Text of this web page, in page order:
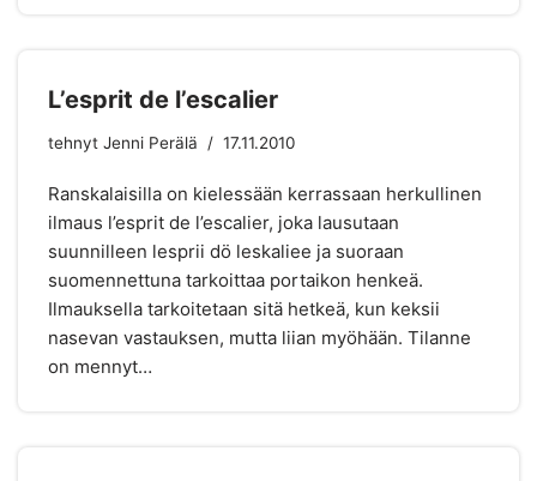
L’esprit de l’escalier
tehnyt Jenni Perälä 17.11.2010
Ranskalaisilla on kielessään kerrassaan herkullinen
ilmaus l’esprit de l’escalier, joka lausutaan
suunnilleen lesprii dö leskaliee ja suoraan
suomennettuna tarkoittaa portaikon henkeä.
Ilmauksella tarkoitetaan sitä hetkeä, kun keksii
nasevan vastauksen, mutta liian myöhään. Tilanne
on mennyt…